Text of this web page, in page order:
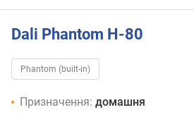
Dali Phantom H-80
Phantom (built-in)
Призначення: домашня